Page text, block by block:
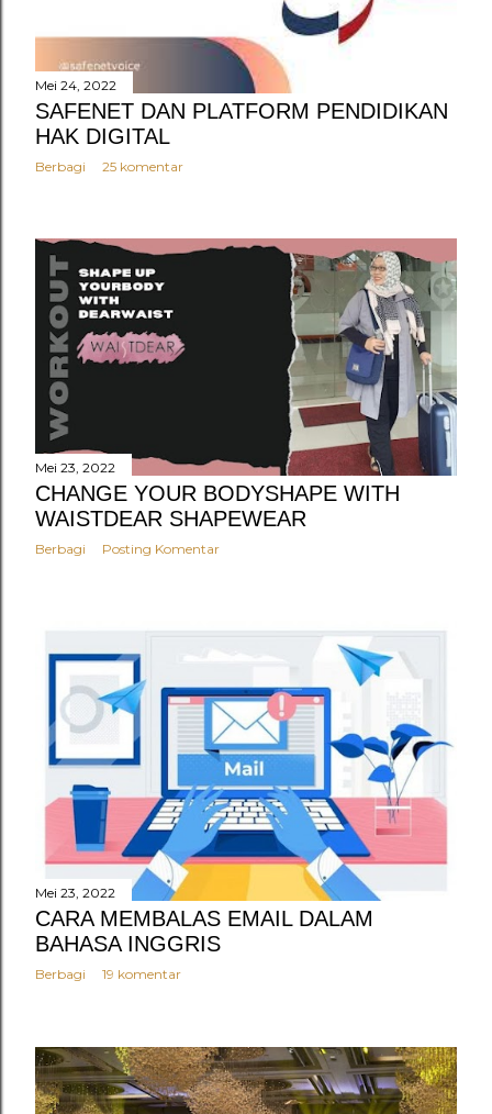
Mei 24, 2022
SAFENET DAN PLATFORM PENDIDIKAN
HAK DIGITAL
Berbagi 25 komentar
Mei 23, 2022
CHANGE YOUR BODYSHAPE WITH
WAISTDEAR SHAPEWEAR
Berbagi Posting Komentar
Mei 23, 2022
CARA MEMBALAS EMAIL DALAM
BAHASA INGGRIS
Berbagi 19 komentar